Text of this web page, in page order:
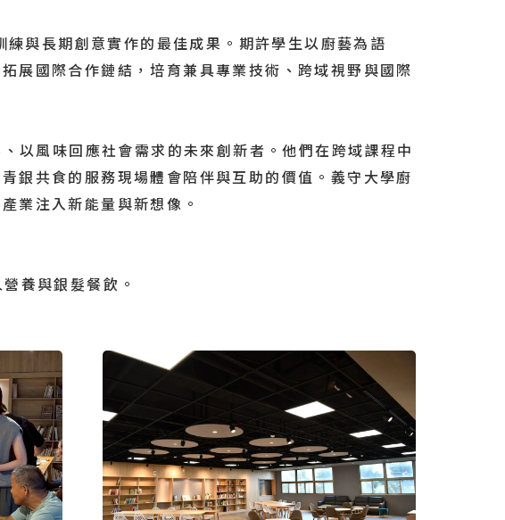
與長期創意實作的最佳成果。期許學生以廚藝為語
展國際合作鏈結，培育兼具專業技術、跨域視野與國際
以風味回應社會需求的未來創新者。他們在跨域課程中
銀共食的服務現場體會陪伴與互助的價值。義守大學廚
業注入新能量與新想像。
養與銀髮餐飲。